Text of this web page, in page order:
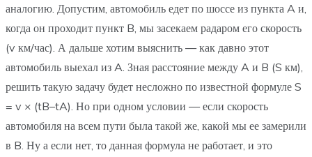
аналогию. Допустим, автомобиль едет по шоссе из пункта A и,
когда он проходит пункт B, мы засекаем радаром его скорость
(v км/час). А дальше хотим выяснить — как давно этот
автомобиль выехал из A. Зная расстояние между A и B (S км),
решить такую задачу будет несложно по известной формуле S
= v × (tB–tA). Но при одном условии — если скорость
автомобиля на всем пути была такой же, какой мы ее замерили
в B. Ну а если нет, то данная формула не работает, и это